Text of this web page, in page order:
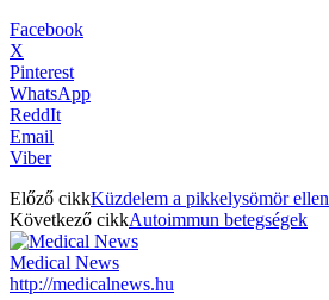
Facebook
X
Pinterest
WhatsApp
ReddIt
Email
Viber
Előző cikkKüzdelem a pikkelysömör ellen
Következő cikkAutoimmun betegségek
Medical News
http://medicalnews.hu